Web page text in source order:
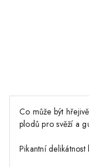
Co může být
plodů pro svěží a
Pikantní